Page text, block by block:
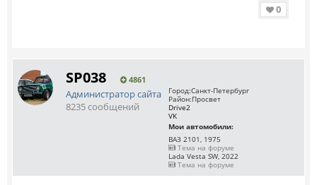
0
SP038 4861
Администратор сайта
8235 сообщений
Город:Санкт-Петербург
Район:Просвет
Drive2
VK
Мои автомобили:
ВАЗ 2101, 1975
Тема на форуме
Lada Vesta SW, 2022
Тема на форуме